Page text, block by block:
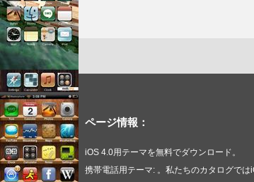
ページ情報：
iOS 4.0用テーマを無料でダウンロード。
携帯電話用テーマ: 。私たちのカタログで